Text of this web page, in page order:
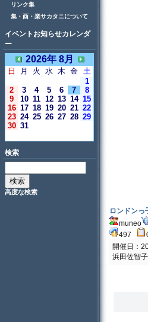
リンク集
集・酉・楽サカタニについて
イベントお知らせカレンダ
ー
2026年 8月
日 月 火 水 木 金 土
1
2
3 4 5 6 7
8
9
10 11 12 13 14 15
16 17 18 19 20 21 22
23 24 25 26 27 28 29
30 31
検索
高度な検索
ロンドン
muneo
497
開催日：
浜田佐智